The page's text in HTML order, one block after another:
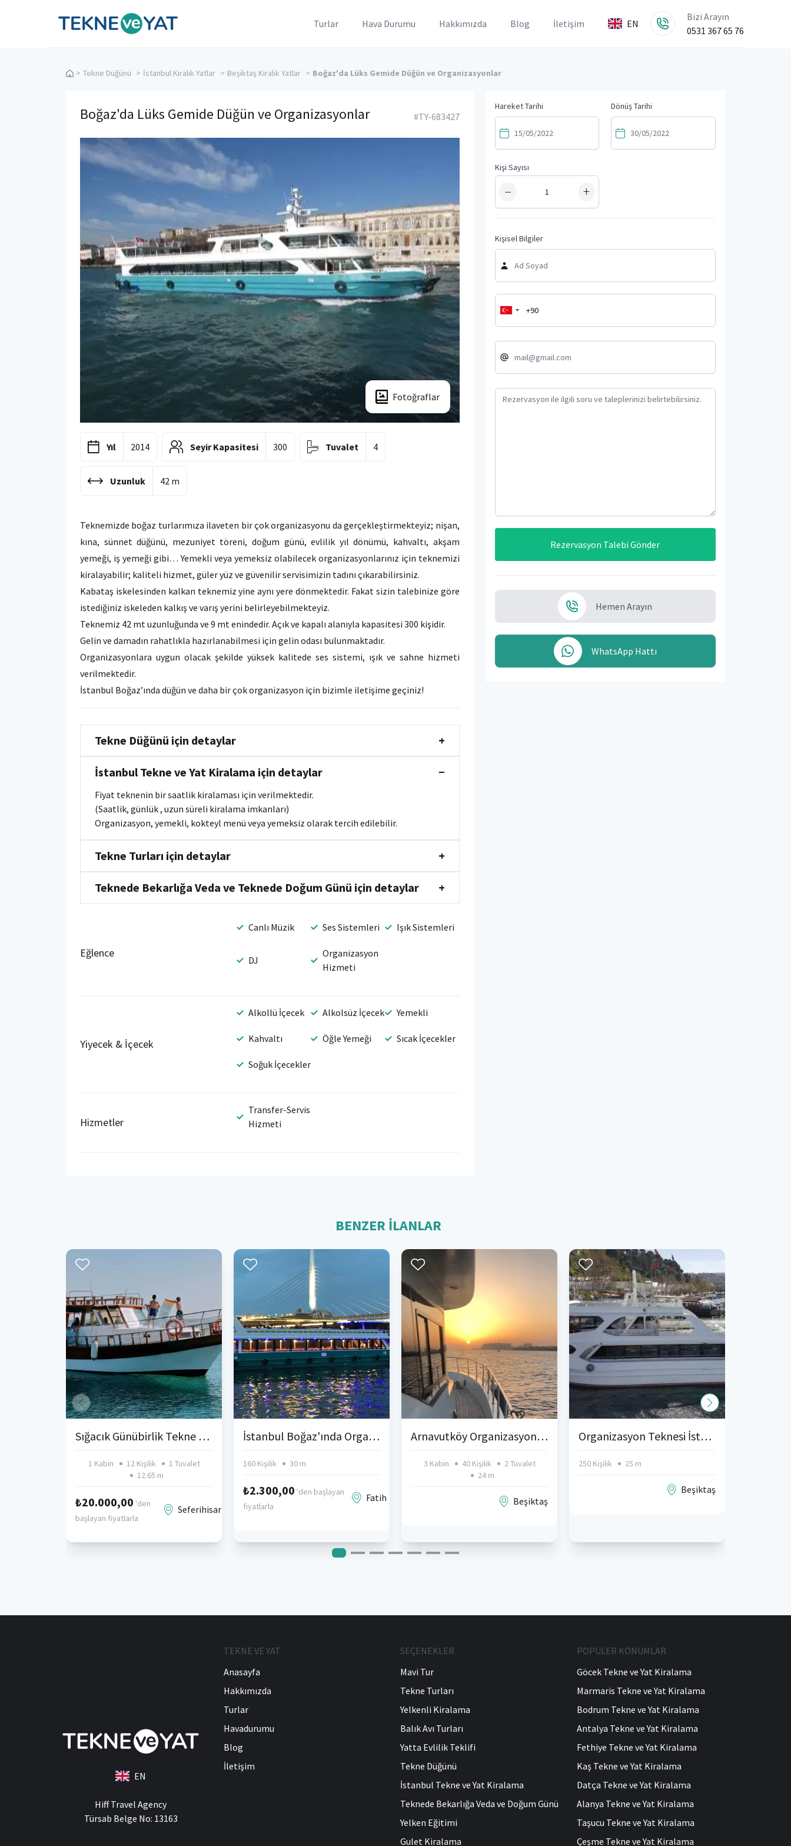
Tekne ve Yat Turlar Hava Durumu Hakkımızda Blog İletişim EN
Bizi Arayın
0531 367 65 76
> Tekne Düğünü > İstanbul Kiralık Yatlar > Beşiktaş Kiralık Yatlar > Boğaz'da Lüks Gemide Düğün ve Organizasyonlar
Boğaz'da Lüks Gemide Düğün ve Organizasyonlar #TY-683427
Fotoğraflar
Yıl 2014 Seyir Kapasitesi 300 Tuvalet 4
Uzunluk 42 m
Teknemizde boğaz turlarımıza ilaveten bir çok organizasyonu da gerçekleştirmekteyiz; nişan,
kına, sünnet düğünü, mezuniyet töreni, doğum günü, evlilik yıl dönümü, kahvaltı, akşam
yemeği, iş yemeği gibi… Yemekli veya yemeksiz olabilecek organizasyonlarınız için teknemizi
kiralayabilir; kaliteli hizmet, güler yüz ve güvenilir servisimizin tadını çıkarabilirsiniz.
Kabataş iskelesinden kalkan teknemiz yine aynı yere dönmektedir. Fakat sizin talebinize göre
istediğiniz iskeleden kalkış ve varış yerini belirleyebilmekteyiz.
Teknemiz 42 mt uzunluğunda ve 9 mt enindedir. Açık ve kapalı alanıyla kapasitesi 300 kişidir.
Gelin ve damadın rahatlıkla hazırlanabilmesi için gelin odası bulunmaktadır.
Organizasyonlara uygun olacak şekilde yüksek kalitede ses sistemi, ışık ve sahne hizmeti
verilmektedir.
İstanbul Boğaz’ında düğün ve daha bir çok organizasyon için bizimle iletişime geçiniz!
Tekne Düğünü için detaylar +
İstanbul Tekne ve Yat Kiralama için detaylar −
Fiyat teknenin bir saatlik kiralaması için verilmektedir.
(Saatlik, günlük , uzun süreli kiralama imkanları)
Organizasyon, yemekli, kokteyl menü veya yemeksiz olarak tercih edilebilir.
Tekne Turları için detaylar +
Teknede Bekarlığa Veda ve Teknede Doğum Günü için detaylar +
Eğlence
Canlı Müzik Ses Sistemleri Işık Sistemleri
DJ
Organizasyon
Hizmeti
Yiyecek & İçecek
Alkollü İçecek Alkolsüz İçecek Yemekli
Kahvaltı Öğle Yemeği Sıcak İçecekler
Soğuk İçecekler
Hizmetler
Transfer-Servis
Hizmeti
Hareket Tarihi Dönüş Tarihi
Kişi Sayısı
− +
Kişisel Bilgiler
Rezervasyon Talebi Gönder
Hemen Arayın
WhatsApp Hattı
BENZER İLANLAR
Sığacık Günübirlik Tekne Turu
1 Kabin 12 Kişilik
1 Tuvalet
12.65 m
₺20.000,00 'den
başlayan fiyatlarla
Seferihisar
İstanbul Boğaz'ında Organizasyon Teknesi
160 Kişilik 30 m
₺2.300,00 'den başlayan
fiyatlarla
Fatih
Arnavutköy Organizasyon Yatı Kiralama
3 Kabin 40 Kişilik
2 Tuvalet
24 m
Beşiktaş
Organizasyon Teknesi İstanbul Boğaz
250 Kişilik 25 m
Beşiktaş
EN
Hiff Travel Agency
Türsab Belge No: 13163
TEKNE VE YAT
Anasayfa
Hakkımızda
Turlar
Havadurumu
Blog
İletişim
SEÇENEKLER
Mavi Tur
Tekne Turları
Yelkenli Kiralama
Balık Avı Turları
Yatta Evlilik Teklifi
Tekne Düğünü
İstanbul Tekne ve Yat Kiralama
Teknede Bekarlığa Veda ve Doğum Günü
Yelken Eğitimi
Gulet Kiralama
POPÜLER KONUMLAR
Göcek Tekne ve Yat Kiralama
Marmaris Tekne ve Yat Kiralama
Bodrum Tekne ve Yat Kiralama
Antalya Tekne ve Yat Kiralama
Fethiye Tekne ve Yat Kiralama
Kaş Tekne ve Yat Kiralama
Datça Tekne ve Yat Kiralama
Alanya Tekne ve Yat Kiralama
Taşucu Tekne ve Yat Kiralama
Çeşme Tekne ve Yat Kiralama